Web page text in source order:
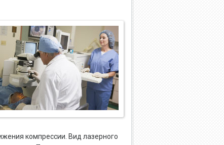
компрессии. Вид лазерного